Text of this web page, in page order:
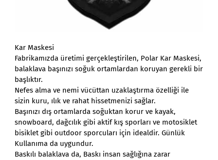
Kar Maskesi
Fabrikamızda üretimi gerçekleştirilen, Polar Kar Maskesi,
balaklava başınızı soğuk ortamlardan koruyan gerekli bir
başlıktır.
Nefes alma ve nemi vücüttan uzaklaştırma özelliği ile
sizin kuru, ılık ve rahat hissetmenizi sağlar.
Başınızı dış ortamlarda soğuktan korur ve kayak,
snowboard, dağcılık gibi aktif kış sporları ve motosiklet
bisiklet gibi outdoor sporcuları için idealdir. Günlük
Kullanıma da uygundur.
Baskılı balaklava da, Baskı insan sağlığına zarar